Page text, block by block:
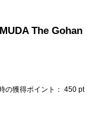
The Gohan
の獲得ポイント： 450 pt